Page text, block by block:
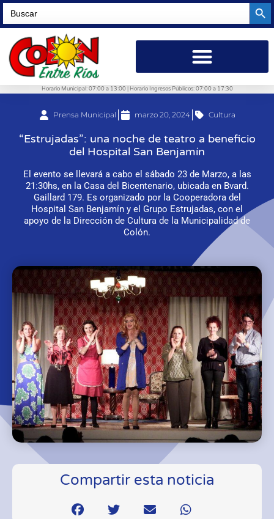
Search
for:
Horario Municipal: 07:00 a 13:00 | Horario Ingresos Públicos: 07:00 a 17:30
Prensa Municipal marzo 20, 2024 Cultura
“Estrujadas”: una noche de teatro a beneficio
del Hospital San Benjamín
El evento se llevará a cabo el sábado 23 de Marzo, a las
21:30hs, en la Casa del Bicentenario, ubicada en Bvard.
Gaillard 179. Es organizado por la Cooperadora del
Hospital San Benjamín y el Grupo Estrujadas, con el
apoyo de la Dirección de Cultura de la Municipalidad de
Colón.
Compartir esta noticia